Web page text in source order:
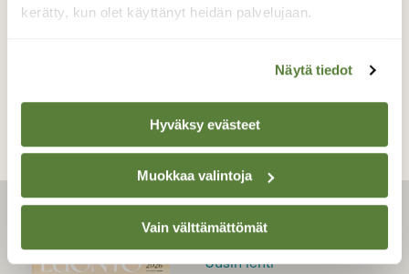
kerätty, kun olet käyttänyt heidän palvelujaan.
Näytä tiedot
Hyväksy evästeet
Muokkaa valintoja
Vain välttämättömät
LEHTI
Uusin lehti